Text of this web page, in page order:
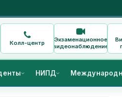
Колл-центр
Экзаменационное
видеонаблюдение
НИПД